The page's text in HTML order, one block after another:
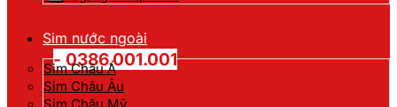
Hotline đặt hàng
- 0386.001.001
Sim nước ngoài
Sim Châu Á
Sim Châu Âu